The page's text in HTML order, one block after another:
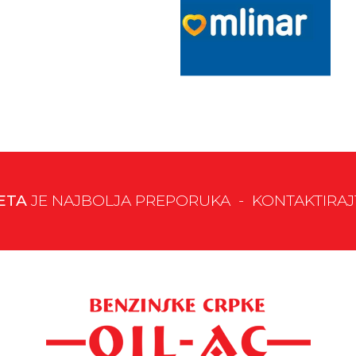
JE NAJBOLJA PREPORUKA -